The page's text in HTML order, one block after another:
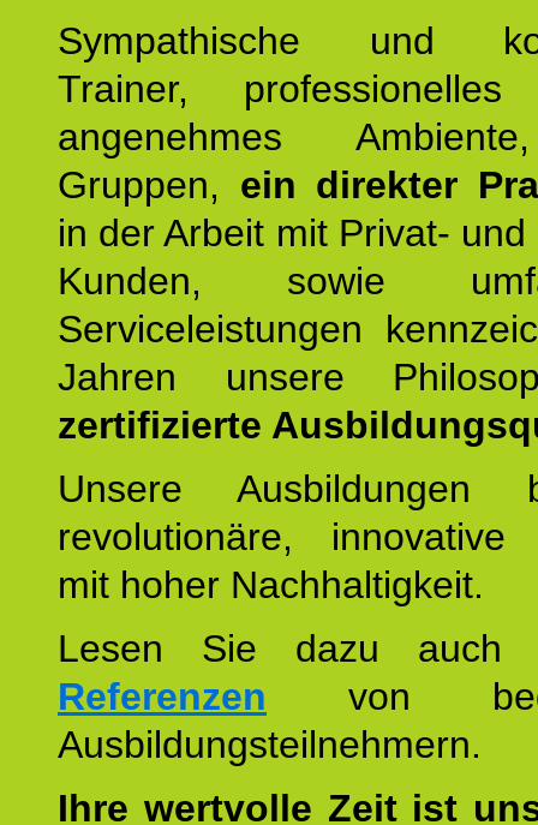
Sympathische und
Trainer, professionelles
angenehmes
Gruppen, ein direkter
in der Arbeit mit Privat-
Kunden, sowie
Serviceleistungen
Jahren unsere
zertifizierte
Unsere Ausbildungen
revolutionäre, innovative
mit hoher Nachhaltigkeit.
Lesen Sie dazu
Referenzen von
Ausbildungsteilnehmern.
Ihre wertvolle Zeit ist